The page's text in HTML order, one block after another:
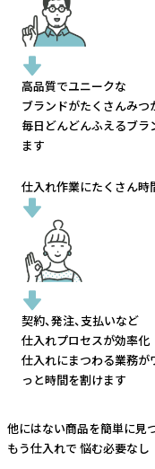
高品質でユニークな
ブランドがたくさんみつ
毎日どんどんふえるブラ
ます
仕入れ作業にたくさん時
契約、発注、支払いなど
仕入れプロセスが効率化
仕入れにまつわる業務が
っと時間を割けます
他にはない商品を簡単に見
もう仕入れで 悩む必要なし